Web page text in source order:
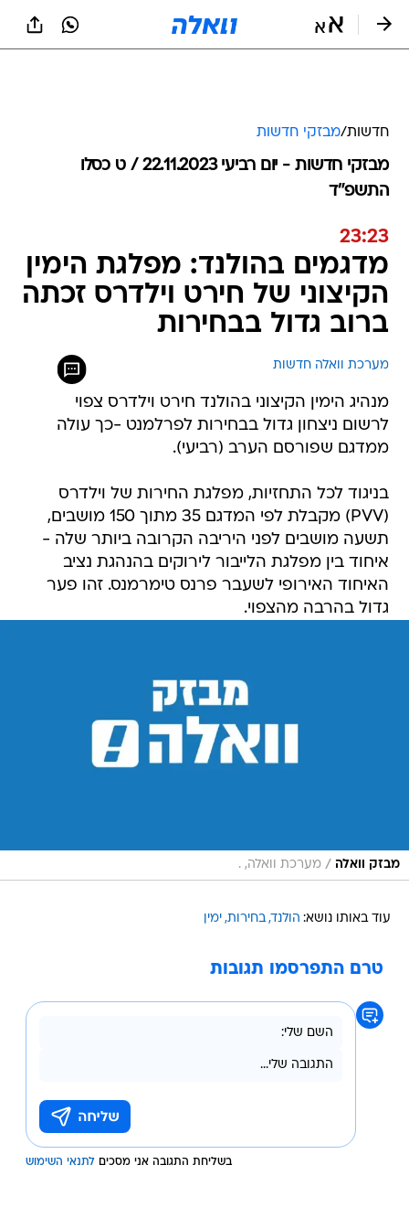
חדשות/מבזקי חדשות
מבזקי חדשות - יום רביעי 22.11.2023 / ט כסלו
התשפ"ד
23:23
מדגמים בהולנד: מפלגת הימין
הקיצוני של חירט וילדרס זכתה
ברוב גדול בבחירות
מערכת וואלה חדשות
מנהיג הימין הקיצוני בהולנד חירט וילדרס צפוי
לרשום ניצחון גדול בבחירות לפרלמנט -כך עולה
ממדגם שפורסם הערב (רביעי).
בניגוד לכל התחזיות, מפלגת החירות של וילדרס
(PVV) מקבלת לפי המדגם 35 מתוך 150 מושבים,
תשעה מושבים לפני היריבה הקרובה ביותר שלה -
איחוד בין מפלגת הלייבור לירוקים בהנהגת נציב
האיחוד האירופי לשעבר פרנס טימרמנס. זהו פער
גדול בהרבה מהצפוי.
מבזק וואלה / מערכת וואלה, .
עוד באותו נושא: הולנד בחירות ימין
טרם התפרסמו תגובות
בשליחת התגובה אני מסכים לתנאי השימוש